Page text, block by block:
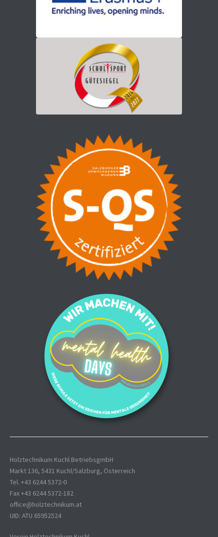
Holztechnikum Kuchl BetriebsgmbH
Markt 136, 5431 Kuchl/Salzburg, Österreich
Tel. +43 6244 5372-0
Fax +43 6244 5372-182
office@holztechnikum.at
UID: ATU 65952524